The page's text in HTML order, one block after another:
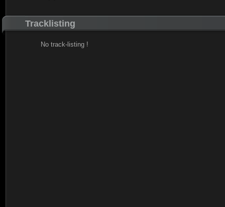
Tracklisting
No track-listing !